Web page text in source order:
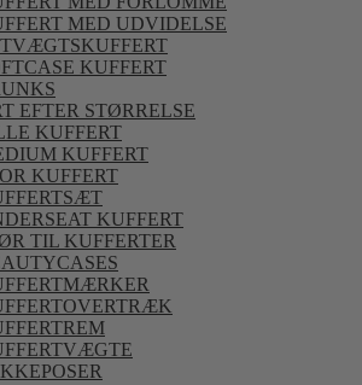
MED UDVIDELSE
KUFFERT
EFTER STØRRELSE
KUFFERT
KUFFERT
KUFFERT
KUFFERT
TIL KUFFERTER